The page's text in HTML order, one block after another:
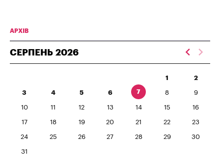
АРХІВ
СЕРПЕНЬ 2026
1 2
3 4 5 6 7 8 9
10 11 12 13 14 15 16
17 18 19 20 21 22 23
24 25 26 27 28 29 30
31